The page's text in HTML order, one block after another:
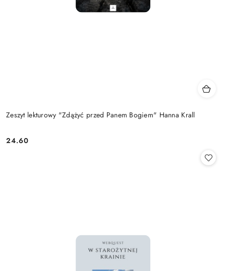
Zeszyt lekturowy "Zdążyć przed Panem Bogiem" Hanna Krall
Cena:
24.60